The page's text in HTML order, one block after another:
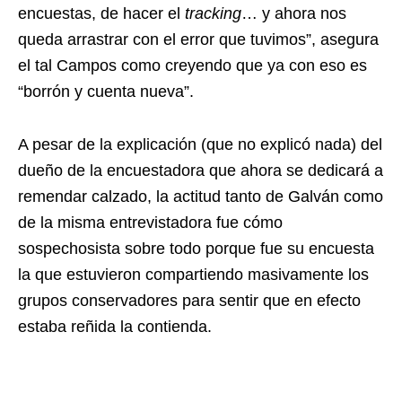
encuestas, de hacer el tracking… y ahora nos
queda arrastrar con el error que tuvimos”, asegura
el tal Campos como creyendo que ya con eso es
“borrón y cuenta nueva”.
A pesar de la explicación (que no explicó nada) del
dueño de la encuestadora que ahora se dedicará a
remendar calzado, la actitud tanto de Galván como
de la misma entrevistadora fue cómo
sospechosista sobre todo porque fue su encuesta
la que estuvieron compartiendo masivamente los
grupos conservadores para sentir que en efecto
estaba reñida la contienda.